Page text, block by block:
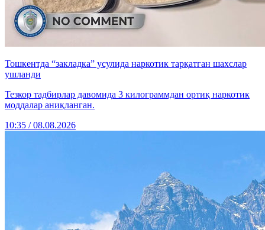
Тошкентда “закладка” усулида наркотик тарқатган шахслар
ушланди
Тезкор тадбирлар давомида 3 килограммдан ортиқ наркотик
моддалар аниқланган.
10:35 / 08.08.2026